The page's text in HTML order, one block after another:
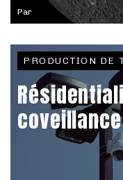
Par
PRODUCTION DE